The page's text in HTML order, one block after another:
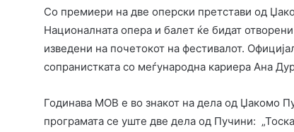
Со премиери на две оперски претстави од
Националната опера и балет ќе бидат
изведени на почетокот на фестивалот.
сопранистката со меѓународна кариера Ана
Годинава МОВ е во знакот на дела од Џакомо
програмата се уште две дела од Пучини: